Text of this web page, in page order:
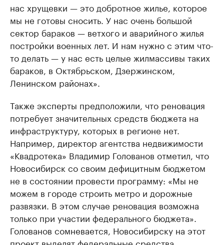
нас хрущевки — это добротное жилье, которое
мы не готовы сносить. У нас очень большой
сектор бараков — ветхого и аварийного жилья
постройки военных лет. И нам нужно с этим что-
то делать — у нас есть целые жилмассивы таких
бараков, в Октябрьском, Дзержинском,
Ленинском районах».
Также эксперты предположили, что реновация
потребует значительных средств бюджета на
инфраструктуру, которых в регионе нет.
Например, директор агентства недвижимости
«Квадротека» Владимир Голованов отметил, что
Новосибирск со своим дефицитным бюджетом
не в состоянии провести программу: «Мы не
можем в городе строить метро и дорожные
развязки. В этом случае реновация возможна
только при участии федерального бюджета».
Голованов сомневается, Новосибирску на этот